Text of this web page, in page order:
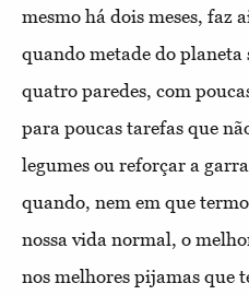
mesmo há dois meses, faz
quando metade do
quatro paredes, com
para poucas tarefas que
legumes ou reforçar a
quando, nem em que
nossa vida normal, o
nos melhores pijamas que